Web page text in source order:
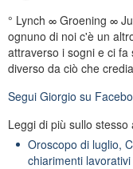
° Lynch ∞ Groening ∞
ognuno di noi c'è un
attraverso i sogni e ci
diverso da ciò che
Segui Giorgio su
Leggi di più sullo
Oroscopo di luglio,
chiarimenti lavorativi